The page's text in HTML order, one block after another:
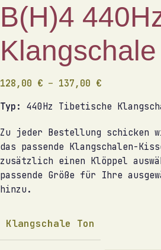
B(H)4
Klangschale
128,00 € – 137,00 €
Typ: 440Hz Tibetische
Zu jeder Bestellung schicken
das passende Klangschalen-
zusätzlich einen Klöppel
passende Größe für Ihre
hinzu.
Klangschale Ton